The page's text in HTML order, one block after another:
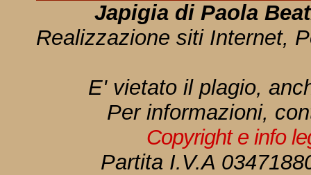
Japigia di Paola
Realizzazione siti Internet,
E' vietato il plagio,
Per informazioni,
Copyright e info
Partita I.V.A